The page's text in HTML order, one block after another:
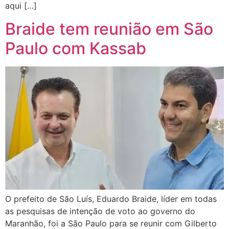
aqui […]
Braide tem reunião em São
Paulo com Kassab
O prefeito de São Luís, Eduardo Braide, líder em todas
as pesquisas de intenção de voto ao governo do
Maranhão, foi a São Paulo para se reunir com Gilberto